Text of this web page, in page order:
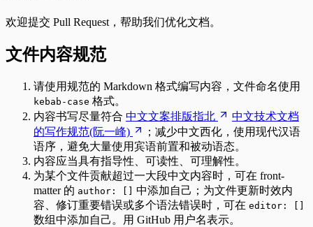
欢迎提交 Pull Request，帮助我们优化文档。
文件内容规范
请使用规范的 Markdown 格式编写内容，文件命名使用
kebab-case 格式。
内容书写尽量符合 中文文案排版指北
中文技术文档
的写作规范(阮一峰)
；减少中文西化，使用现代汉语
语序，避免大量使用宾语前置和被动语态。
内容应当具有指导性、可读性、可理解性。
为某个文件贡献超过一大段中文内容时，可在 front-
matter 的 author: []
中添加自己；为文件更新时效内
容、修订重要错误或多个语法错误时，可在 editor: []
数组中添加自己。用 GitHub 用户名表示。